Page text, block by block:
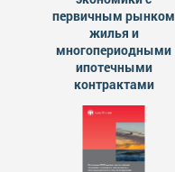
первичным рынком
жилья и
многопериодными
ипотечными
контрактами